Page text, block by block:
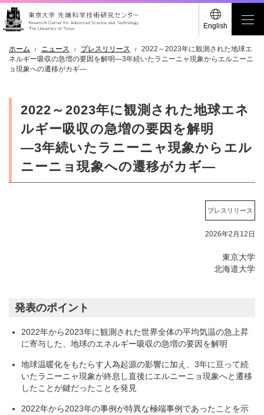
English
ホーム ニュース プレスリリース
2022～2023年に観測された地球エ
ネルギー吸収の急増の要因を解明―3年続いたラニーニャ現象からエルニーニ
ョ現象への遷移がカギ―
2022～2023年に観測された地球エネ
ルギー吸収の急増の要因を解明
―3年続いたラニーニャ現象からエル
ニーニョ現象への遷移がカギ―
プレスリリース
2026年2月12日
東京大学
北海道大学
発表のポイント
2022年から2023年に観測された世界全体の平均気温の急上昇
に寄与した、地球のエネルギー吸収の急増の要因を解明
地球温暖化をもたらす人為起源の影響に加え、3年に亘って続
いたラニーニャ現象が終息し直後にエルニーニョ現象へと遷移
したことが鍵だったことを発見
2022年から2023年の事例が特異な極端事例であったことを示